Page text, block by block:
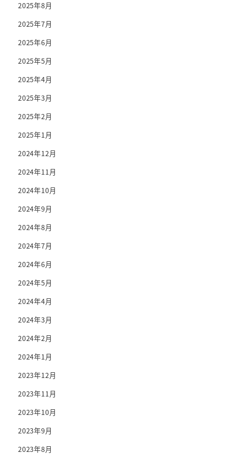
2025年8月
2025年7月
2025年6月
2025年5月
2025年4月
2025年3月
2025年2月
2025年1月
2024年12月
2024年11月
2024年10月
2024年9月
2024年8月
2024年7月
2024年6月
2024年5月
2024年4月
2024年3月
2024年2月
2024年1月
2023年12月
2023年11月
2023年10月
2023年9月
2023年8月